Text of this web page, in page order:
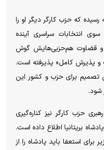
رسیده که حزب کارگر دیگر او را
انتخابات سراسری آینده
و قضاوت هم‌حزبی‌هایش گوش
پذیرش کامل» پذیرفته است.
تصمیم برای حزب و کشور این
شود.
حزب کارگر نیز کناره‌گیری
بریتانیا اطلاع داده است.
استعفا باید پادشاه را از